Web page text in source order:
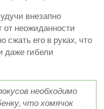
внезапно
неожиданности
сжать его в руках, что
даже гибели
необходимо
что хомячок